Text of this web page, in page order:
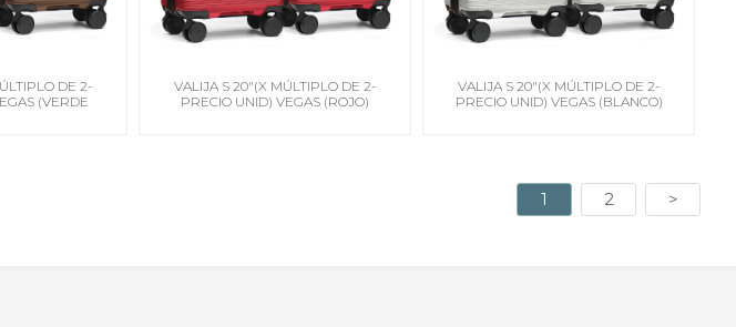
DE 2-
(VERDE
VALIJA S 20"(X MÚLTIPLO DE 2-
PRECIO UNID) VEGAS (ROJO)
VALIJA S 20"(X MÚLTIPLO DE 2-
PRECIO UNID) VEGAS (BLANCO)
1 2 >